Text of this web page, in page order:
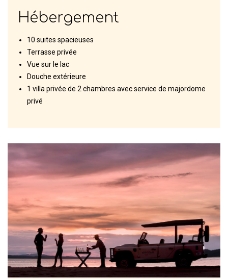
Hébergement
10 suites spacieuses
Terrasse privée
Vue sur le lac
Douche extérieure
1 villa privée de 2 chambres avec service de majordome
privé